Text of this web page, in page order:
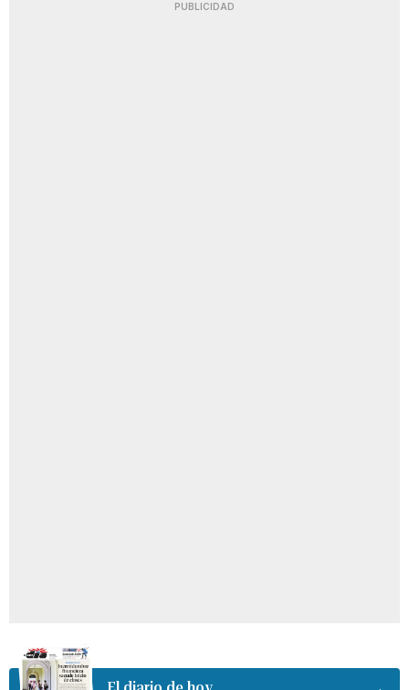
PUBLICIDAD